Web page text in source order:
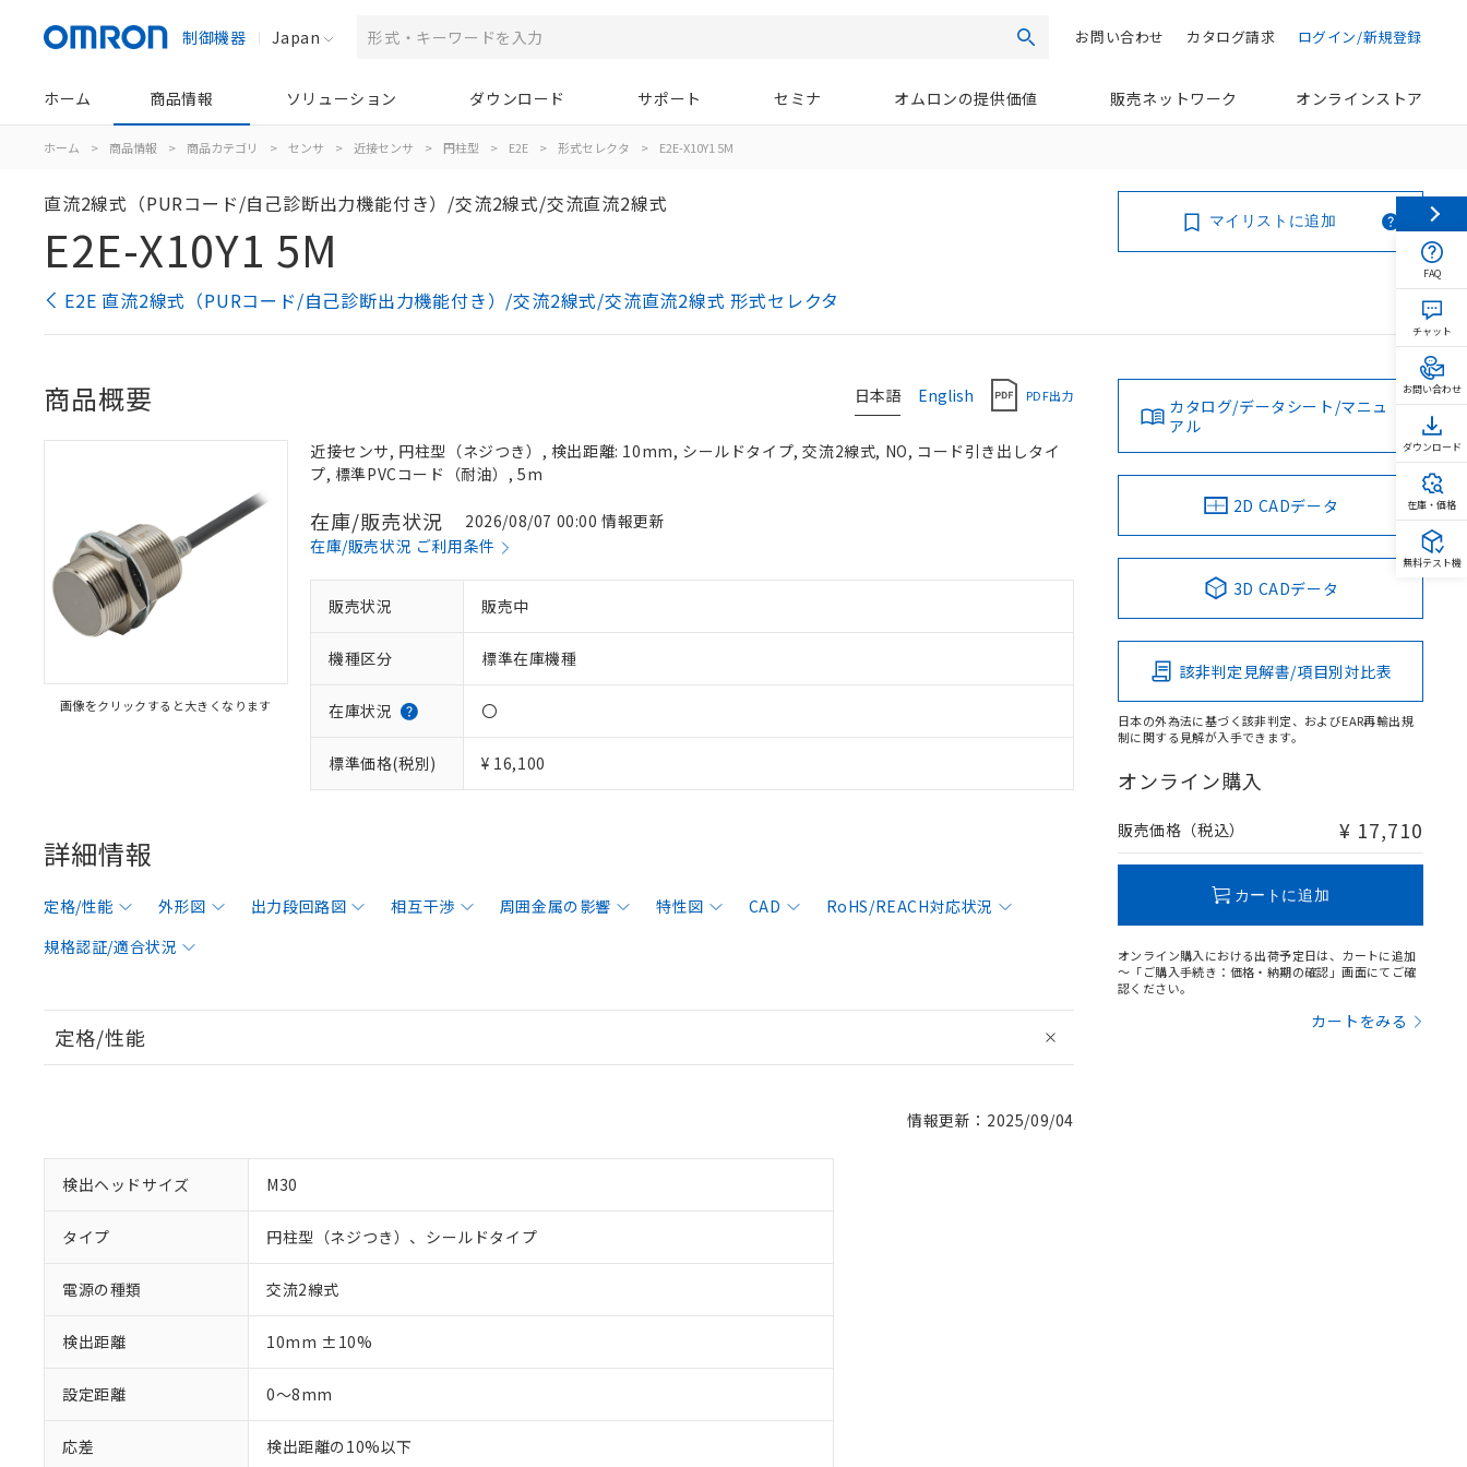
制御機器 Japan 検索 ログイン/新規登録
カタログ請求
お問い合わせ
ホーム 商品情報 ソリューション ダウンロード サポート セミナ オムロンの提供価値 販売ネットワーク オンラインストア
ホーム > 商品情報 > 商品カテゴリ > センサ > 近接センサ > 円柱型 > E2E > 形式セレクタ > E2E-X10Y1 5M
直流2線式（PURコード/自己診断出力機能付き）/交流2線式/交流直流2線式
E2E-X10Y1 5M
E2E 直流2線式（PURコード/自己診断出力機能付き）/交流2線式/交流直流2線式 形式セレクタ
マイリストに追加
日本語 English PDF出力
商品概要
画像をクリックすると大きくなります
近接センサ, 円柱型（ネジつき）, 検出距離: 10mm, シールドタイプ, 交流2線式, NO, コード引き出しタイ
プ, 標準PVCコード（耐油）, 5m
在庫/販売状況
2026/08/07 00:00 情報更新
在庫/販売状況 ご利用条件
販売状況 販売中
機種区分 標準在庫機種
在庫状況 〇
標準価格(税別) ¥ 16,100
詳細情報
定格/性能 外形図 出力段回路図 相互干渉 周囲金属の影響 特性図 CAD
RoHS/REACH対応状況
規格認証/適合状況
定格/性能
情報更新：2025/09/04
検出ヘッドサイズ M30
タイプ 円柱型（ネジつき）、シールドタイプ
電源の種類 交流2線式
検出距離 10mm ±10%
設定距離 0～8mm
応差 検出距離の10%以下
カタログ/データシート/マニュ
アル
2D CADデータ
3D CADデータ
該非判定見解書/項目別対比表
日本の外為法に基づく該非判定、およびEAR再輸出規
制に関する見解が入手できます。
オンライン購入
販売価格（税込） ¥ 17,710
カートに追加
オンライン購入における出荷予定日は、カートに追加
～「ご購入手続き：価格・納期の確認」画面にてご確
認ください。
カートをみる
FAQ
チャット
お問い合わせ
ダウンロード
在庫・価格
無料テスト機